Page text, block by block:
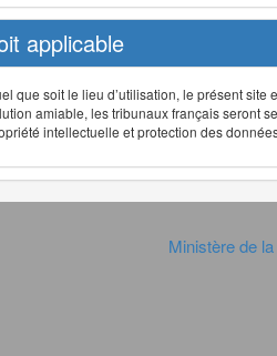
applicable
que soit le lieu d’utilisation, le présent site
amiable, les tribunaux français seront
intellectuelle et protection des
Ministère de